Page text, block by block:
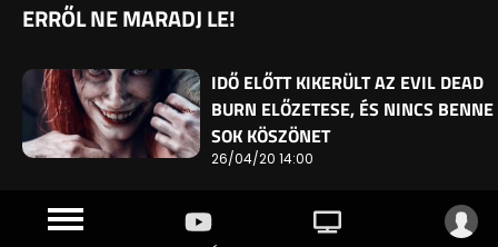
ERRŐL NE MARADJ LE!
IDŐ ELŐTT KIKERÜLT AZ EVIL DEAD
BURN ELŐZETESE, ÉS NINCS BENNE
SOK KÖSZÖNET
26/04/20 14:00